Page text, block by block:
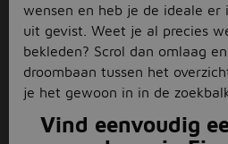
wensen en heb je de ideale er
uit gevist. Weet je al precies
bekleden? Scrol dan omlaag
droombaan tussen het
je het gewoon in in de
Vind eenvoudig